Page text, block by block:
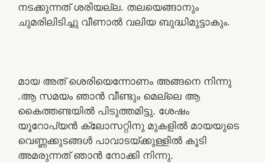
നടക്കുന്നത് ശരിയല്ല. തലയെങ്ങാനും
ചുമരിലിടിച്ചു വീണാൽ വലിയ ബുദ്ധിമുട്ടാകും.
മായ അത് ശെരിയെന്നോണം അങ്ങനെ നിന്നു
.ആ സമയം ഞാൻ വീണ്ടും മെല്ലെ ആ
കൈത്തണ്ടയിൽ പിടുത്തമിട്ടു. ശേഷം
യൂറോപ്യൻ ക്ലോസറ്റിനു മുകളിൽ മായയുടെ
വെണ്ണക്കുടങ്ങൾ പാവാടയ്ക്കുള്ളിൽ കൂടി
അമരുന്നത് ഞാൻ നോക്കി നിന്നു.